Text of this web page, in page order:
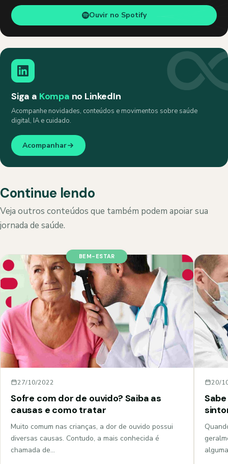
Ouvir no Spotify
Siga a Kompa no LinkedIn
Acompanhe novidades, conteúdos e movimentos sobre saúde
digital, IA e cuidado.
Acompanhar
Continue lendo
Veja outros conteúdos que também podem apoiar sua
jornada de saúde.
BEM-ESTAR
27/10/2022
Sofre com dor de ouvido? Saiba as
causas e como tratar
Muito comum nas crianças, a dor de ouvido possui
diversas causas. Contudo, a mais conhecida é
chamada de…
20/